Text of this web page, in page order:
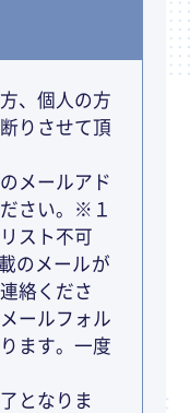
、個人の方
りさせて頂
メールアド
さい。※１
スト不可
のメールが
絡くださ
ールフォル
ます。一度
となりま